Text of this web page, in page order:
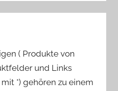
( Produkte von
und Links
*) gehören zu einem